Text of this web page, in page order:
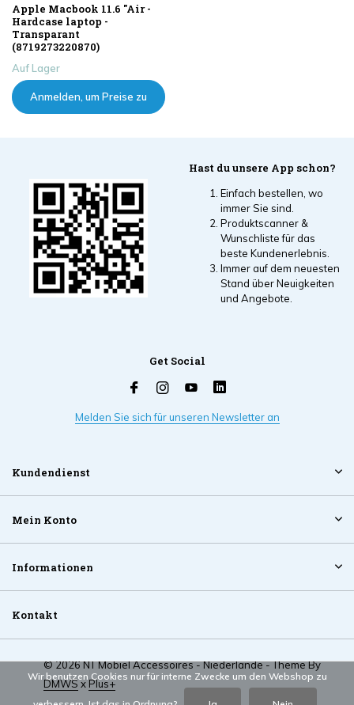
Apple Macbook 11.6 "Air -
Hardcase laptop -
Transparant
(8719273220870)
Auf Lager
Anmelden, um Preise zu
Hast du unsere App schon?
Einfach bestellen, wo
immer Sie sind.
Produktscanner &
Wunschliste für das
beste Kundenerlebnis.
Immer auf dem neuesten
Stand über Neuigkeiten
und Angebote.
Get Social
Melden Sie sich für unseren Newsletter an
Kundendienst
Mein Konto
Informationen
Kontakt
© 2026 NT Mobiel Accessoires - Niederlande - Theme By
DMWSxPlus+
Wir benutzen Cookies nur für interne Zwecke um den Webshop zu